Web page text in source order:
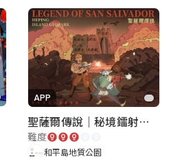
★★★★★
★★★★★
APP
聖薩爾傳說｜秘境鐳射激戰
難度
和平島地質公園